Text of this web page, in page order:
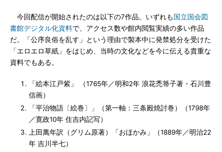
今回配信が開始されたのは以下の7作品。いずれも国立国会図
書館デジタル化資料で、アクセス数や館内閲覧実績の多い作品
だ。「公序良俗を乱す」という理由で製本中に発禁処分を受けた
「エロエロ草紙」をはじめ、当時の文化などを今に伝える貴重な
資料でもある。
「絵本江戸紫」 （1765年／明和2年 浪花禿箒子著・石川豊
信画）
「平治物語〔絵巻〕」（第一軸：三条殿焼討巻）（1798年
／寛政10年 住吉内記写）
上田萬年訳（グリム原著）「おほかみ」（1889年／明治22
年 吉川半七）